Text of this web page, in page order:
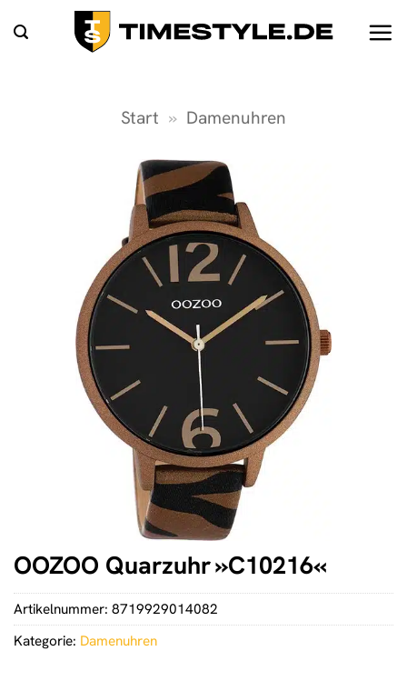
Inhalt
Start » Damenuhren
OOZOO Quarzuhr »C10216«
Artikelnummer: 8719929014082
Kategorie: Damenuhren